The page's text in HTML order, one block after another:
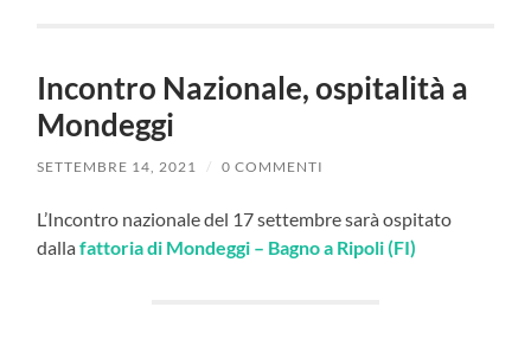
Incontro Nazionale, ospitalità a
Mondeggi
SETTEMBRE 14, 2021 / 0 COMMENTI
L’Incontro nazionale del 17 settembre sarà ospitato
dallafattoria di Mondeggi – Bagno a Ripoli (FI)